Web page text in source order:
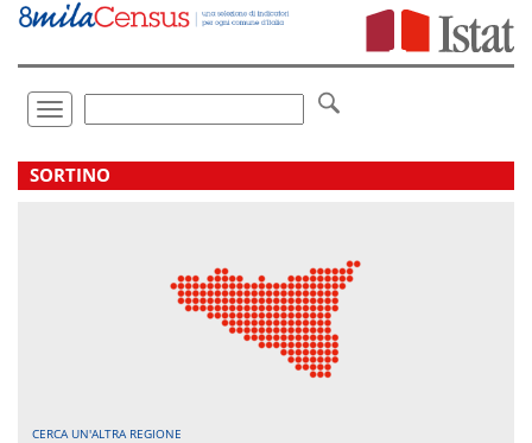
Vai
direttamente
Toggle
navigation
.
SORTINO
CERCA UN'ALTRA REGIONE